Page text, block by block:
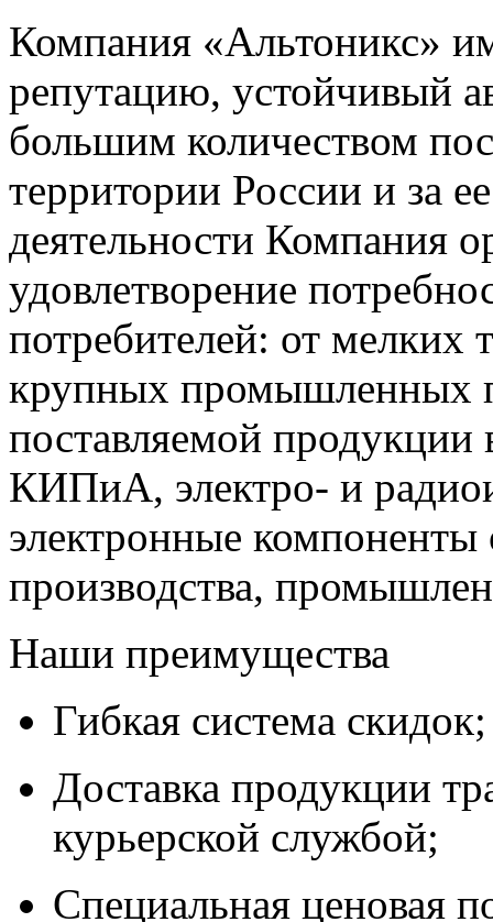
Компания «Альтоникс»
репутацию, устойчивый
большим количеством
территории России и за
деятельности Компания
удовлетворение
потребителей: от мелких
крупных промышленных
поставляемой продукции
КИПиА, электро- и
электронные компоненты
производства,
Наши преимущества
Гибкая система скидок;
Доставка продукции
курьерской службой;
Специальная ценовая